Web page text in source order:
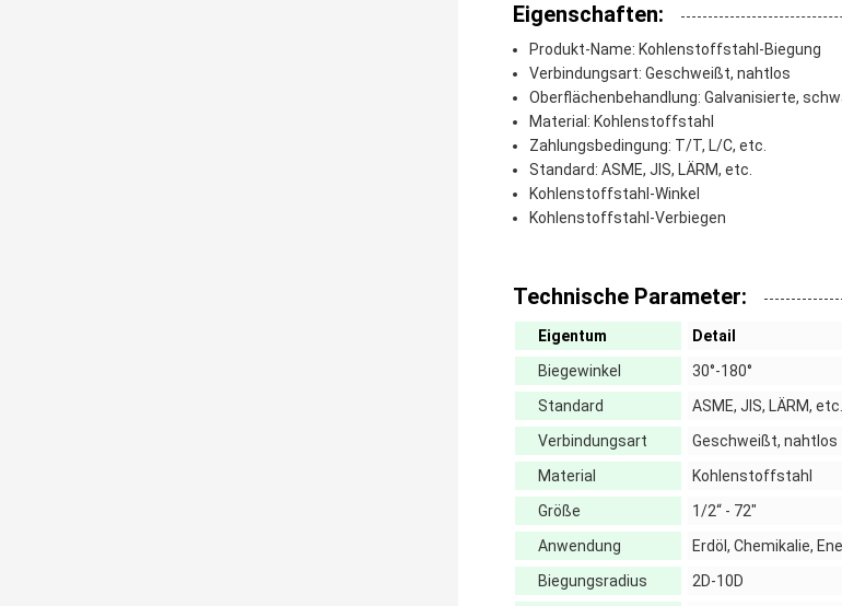
Eigenschaften:
Produkt-Name: Kohlenstoffstahl-Biegung
Verbindungsart: Geschweißt, nahtlos
Oberflächenbehandlung: Galvanisierte,
Material: Kohlenstoffstahl
Zahlungsbedingung: T/T, L/C, etc.
Standard: ASME, JIS, LÄRM, etc.
Kohlenstoffstahl-Winkel
Kohlenstoffstahl-Verbiegen
Technische Parameter:
Eigentum
Detail
Biegewinkel
30°-180°
Standard
ASME, JIS, LÄRM, etc.
Verbindungsart
Geschweißt, nahtlos
Material
Kohlenstoffstahl
Größe
1/2“ - 72"
Anwendung
Erdöl, Chemikalie,
Biegungsradius
2D-10D